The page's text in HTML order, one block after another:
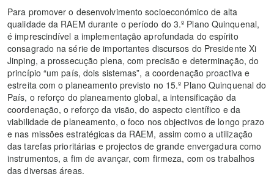
Para promover o desenvolvimento socioeconómico de alta
qualidade da RAEM durante o período do 3.º Plano Quinquenal,
é imprescindível a implementação aprofundada do espírito
consagrado na série de importantes discursos do Presidente Xi
Jinping, a prossecução plena, com precisão e determinação, do
princípio “um país, dois sistemas”, a coordenação proactiva e
estreita com o planeamento previsto no 15.º Plano Quinquenal do
País, o reforço do planeamento global, a intensificação da
coordenação, o reforço da visão, do aspecto científico e da
viabilidade de planeamento, o foco nos objectivos de longo prazo
e nas missões estratégicas da RAEM, assim como a utilização
das tarefas prioritárias e projectos de grande envergadura como
instrumentos, a fim de avançar, com firmeza, com os trabalhos
das diversas áreas.